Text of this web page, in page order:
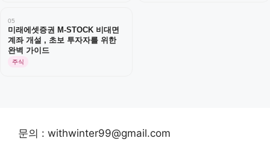
05
미래에셋증권 M-STOCK 비대면
계좌 개설 , 초보 투자자를 위한
완벽 가이드
주식
문의 : withwinter99@gmail.com